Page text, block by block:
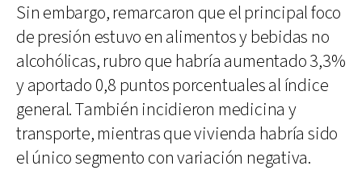
Sin embargo, remarcaron que el principal foco
de presión estuvo en alimentos y bebidas no
alcohólicas, rubro que habría aumentado 3,3%
y aportado 0,8 puntos porcentuales al índice
general. También incidieron medicina y
transporte, mientras que vivienda habría sido
el único segmento con variación negativa.